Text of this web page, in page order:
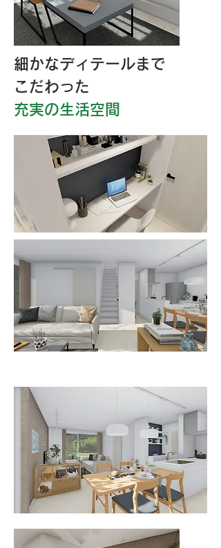
細かなディテールまで
こだわった
充実の生活空間